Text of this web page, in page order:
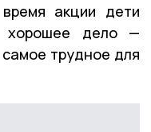
акции дети
хорошее дело —
трудное для